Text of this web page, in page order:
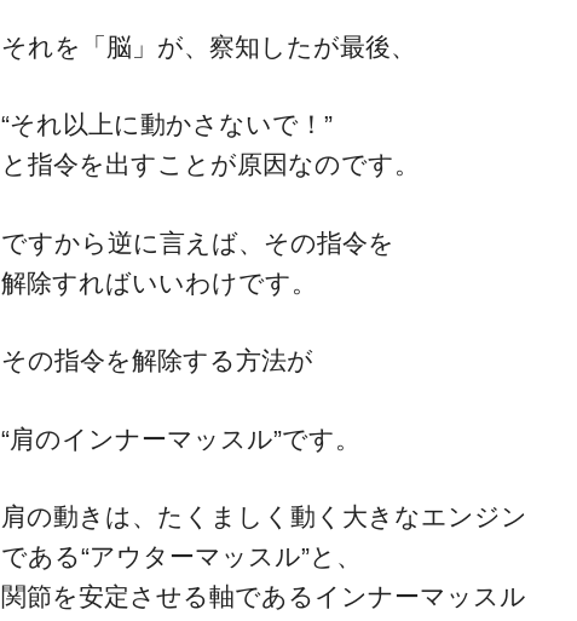
ゴッドハンド通信とは
それを「脳」が、察知したが最後、
“それ以上に動かさないで！”
と指令を出すことが原因なのです。
ですから逆に言えば、その指令を
解除すればいいわけです。
その指令を解除する方法が
“肩のインナーマッスル”です。
肩の動きは、たくましく動く大きなエンジン
である“アウターマッスル”と、
関節を安定させる軸であるインナーマッスル